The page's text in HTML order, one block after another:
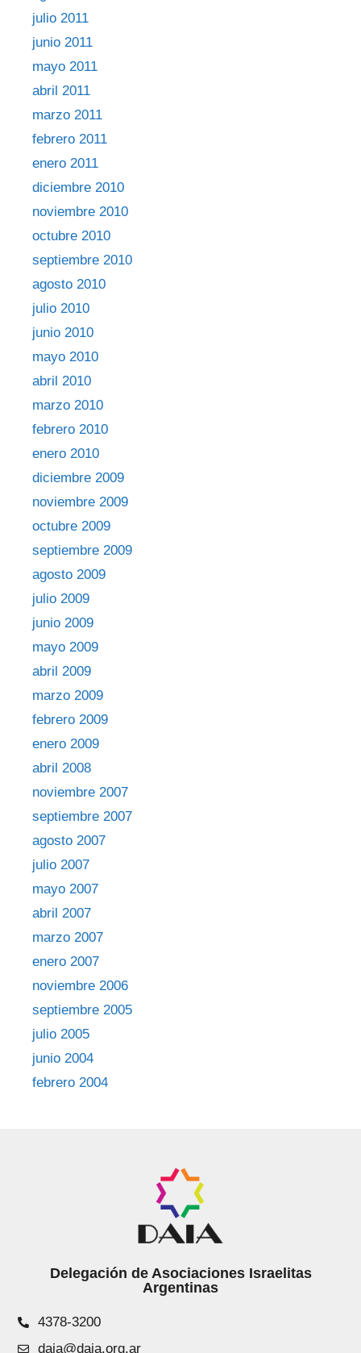
julio 2011
junio 2011
mayo 2011
abril 2011
marzo 2011
febrero 2011
enero 2011
diciembre 2010
noviembre 2010
octubre 2010
septiembre 2010
agosto 2010
julio 2010
junio 2010
mayo 2010
abril 2010
marzo 2010
febrero 2010
enero 2010
diciembre 2009
noviembre 2009
octubre 2009
septiembre 2009
agosto 2009
julio 2009
junio 2009
mayo 2009
abril 2009
marzo 2009
febrero 2009
enero 2009
abril 2008
noviembre 2007
septiembre 2007
agosto 2007
julio 2007
mayo 2007
abril 2007
marzo 2007
enero 2007
noviembre 2006
septiembre 2005
julio 2005
junio 2004
febrero 2004
Delegación de Asociaciones Israelitas
Argentinas
4378-3200
daia@daia.org.ar